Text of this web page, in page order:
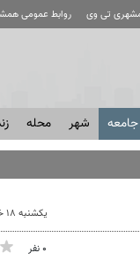
تی وی روابط عمومی
جامعه شهر محله
یکشنبه ۱۸ خرداد ۱۳۹۳ - ۱۲:۰۴
۰ نفر